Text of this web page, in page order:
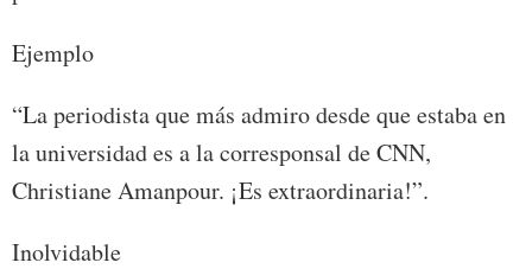
Ejemplo
“La periodista que más admiro desde que estaba en
la universidad es a la corresponsal de CNN,
Christiane Amanpour. ¡Es extraordinaria!”.
Inolvidable